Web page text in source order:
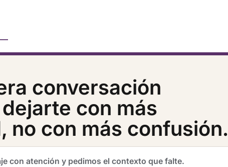
conversación
con más
no con más confusión.
con atención y pedimos el contexto que falte.